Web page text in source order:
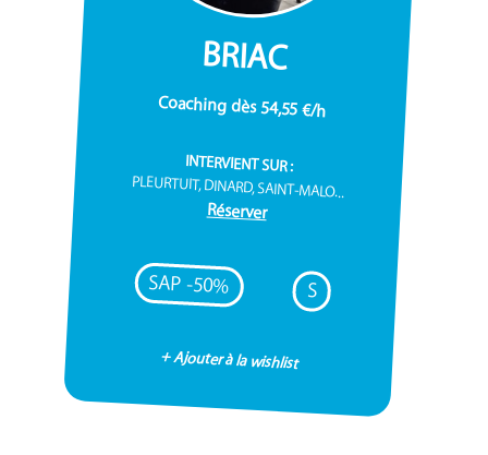
BRIAC
Coaching dès 54,55 €/h
INTERVIENT SUR :
PLEURTUIT, DINARD, SAINT-MALO...
Réserver
SAP -50% S
+ Ajouter à la wishlist